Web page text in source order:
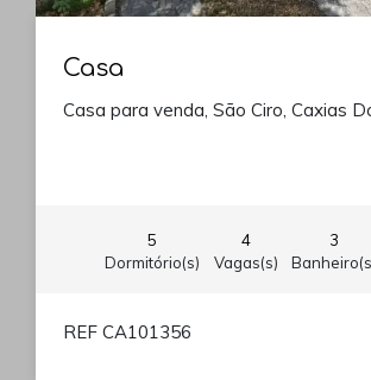
Casa
Casa para venda, São Ciro, Caxias
5
Dormitório(s)
4
Vagas(s)
3
REF CA101356